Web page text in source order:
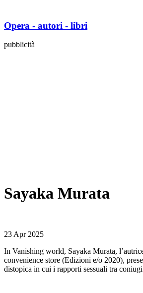
Opera - autori - libri
pubblicità
Sayaka Murata
23 Apr 2025
In Vanishing world, Sayaka Murata,
convenience store (Edizioni e/o 2020),
distopica in cui i rapporti sessuali tra